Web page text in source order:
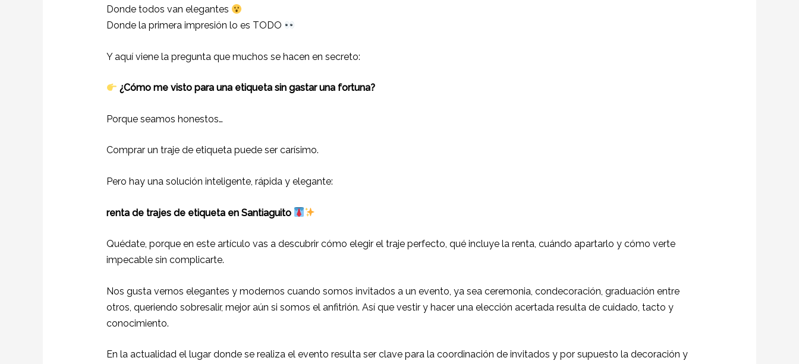
Donde todos van elegantes
Donde la primera impresión lo es TODO
Y aquí viene la pregunta que muchos se hacen en secreto:
¿Cómo me visto para una etiqueta sin gastar una fortuna?
Porque seamos honestos…
Comprar un traje de etiqueta puede ser carísimo.
Pero hay una solución inteligente, rápida y elegante:
renta de trajes de etiqueta en Santiaguito
Quédate, porque en este artículo vas a descubrir cómo elegir el traje perfecto, qué incluye la renta, cuándo apartarlo y cómo verte
impecable sin complicarte.
Nos gusta vernos elegantes y modernos cuando somos invitados a un evento, ya sea ceremonia, condecoración, graduación entre
otros, queriendo sobresalir, mejor aún si somos el anfitrión. Así que vestir y hacer una elección acertada resulta de cuidado, tacto y
conocimiento.
En la actualidad el lugar donde se realiza el evento resulta ser clave para la coordinación de invitados y por supuesto la decoración y